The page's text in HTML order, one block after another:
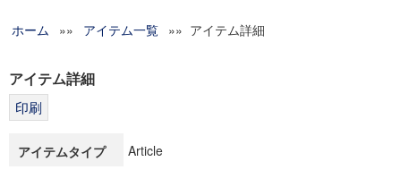
グローバルリサーチインスティテュート
科学研究費補助金研究成果報告書
博士課程教育リーディングプログラム「超成熟社会発展のサ
ホーム »» アイテム一覧 »» アイテム詳細
アイテム詳細
アイテムタイプ Article